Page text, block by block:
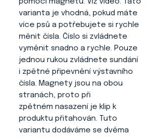
varianta je vhodná, pokud máte
více psů a potřebujete si rychle
měnit čísla. Číslo si zvládnete
vyměnit snadno a rychle. Pouze
jednou rukou zvládnete sundání
i zpětné připevnění výstavního
čísla. Magnety jsou na obou
stranách, proto při
zpětném nasazení je klip k
produktu přitahován. Tuto
variantu dodáváme se dvěma